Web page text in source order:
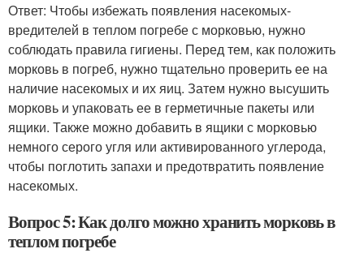
Ответ: Чтобы избежать появления насекомых-
вредителей в теплом погребе с морковью, нужно
соблюдать правила гигиены. Перед тем, как положить
морковь в погреб, нужно тщательно проверить ее на
наличие насекомых и их яиц. Затем нужно высушить
морковь и упаковать ее в герметичные пакеты или
ящики. Также можно добавить в ящики с морковью
немного серого угля или активированного углерода,
чтобы поглотить запахи и предотвратить появление
насекомых.
Вопрос 5: Как долго можно хранить морковь в
теплом погребе